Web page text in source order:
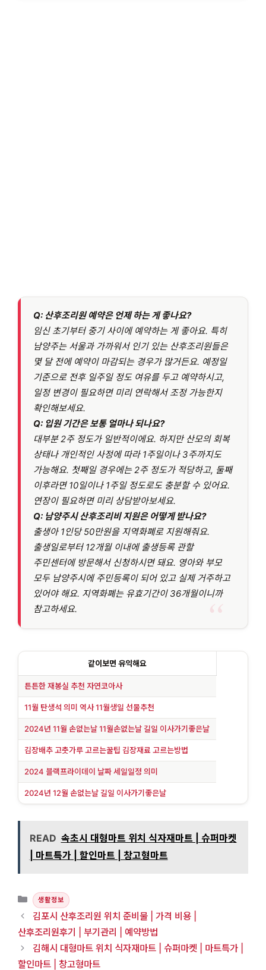
Q: 산후조리원 예약은 언제 하는 게 좋나요?
임신 초기부터 중기 사이에 예약하는 게 좋아요. 특히
남양주는 서울과 가까워서 인기 있는 산후조리원들은
몇 달 전에 예약이 마감되는 경우가 많거든요. 예정일
기준으로 전후 일주일 정도 여유를 두고 예약하시고,
일정 변경이 필요하면 미리 연락해서 조정 가능한지
확인해보세요.
Q: 입원 기간은 보통 얼마나 되나요?
대부분 2주 정도가 일반적이에요. 하지만 산모의 회복
상태나 개인적인 사정에 따라 1주일이나 3주까지도
가능해요. 첫째일 경우에는 2주 정도가 적당하고, 둘째
이후라면 10일이나 1주일 정도로도 충분할 수 있어요.
연장이 필요하면 미리 상담받아보세요.
Q: 남양주시 산후조리비 지원은 어떻게 받나요?
출생아 1인당 50만원을 지역화폐로 지원해줘요.
출생일로부터 12개월 이내에 출생등록 관할
주민센터에 방문해서 신청하시면 돼요. 영아와 부모
모두 남양주시에 주민등록이 되어 있고 실제 거주하고
있어야 해요. 지역화폐는 유효기간이 36개월이니까
참고하세요.
같이보면 유익해요
튼튼한 재봉실 추천 자연코아사
11월 탄생석 의미 역사 11월생일 선물추천
2024년 11월 손없는날 11월손없는날 길일 이사가기좋은날
김장배추 고춧가루 고르는꿀팁 김장재료 고르는방법
2024 블랙프라이데이 날짜 세일일정 의미
2024년 12월 손없는날 길일 이사가기좋은날
READ 속초시 대형마트 위치 식자재마트 | 슈퍼마켓
| 마트특가 | 할인마트 | 창고형마트
카테고리
생활정보
김포시 산후조리원 위치 준비물 | 가격 비용 |
산후조리원후기 | 부기관리 | 예약방법
김해시 대형마트 위치 식자재마트 | 슈퍼마켓 | 마트특가 |
할인마트 | 창고형마트